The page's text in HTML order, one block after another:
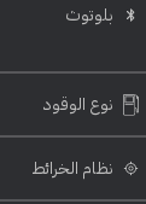
بلوتوث
نوع الوقود
نظام الخرائط